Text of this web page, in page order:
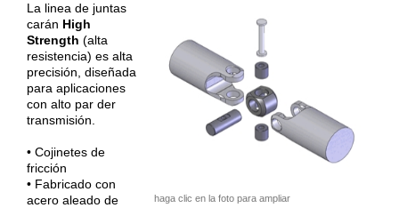
haga clic en la foto para ampliar
La linea de juntas
carán High
Strength (alta
resistencia) es alta
precisión, diseñada
para aplicaciones
con alto par der
transmisión.
• Cojinetes de
fricción
• Fabricado con
acero aleado de